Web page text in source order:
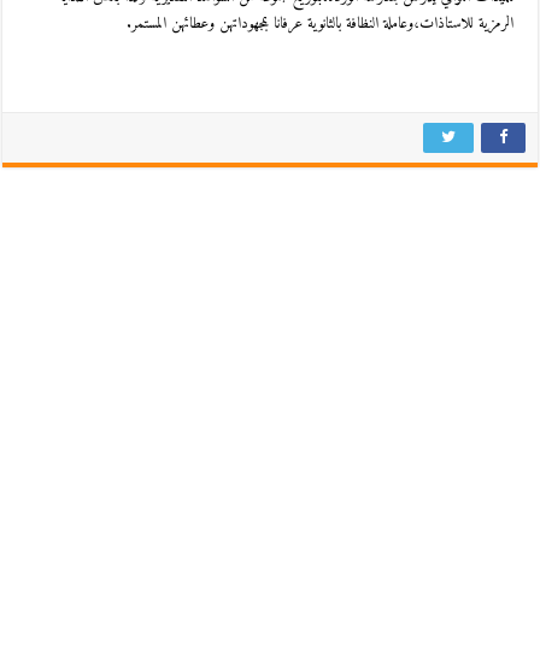
الرمزية للاستاذات،وعاملة النظافة بالثانوية عرفانا بمجهوداتهن وعطائهن المستمر.